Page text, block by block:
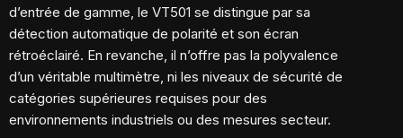
d’entrée de gamme, le VT501 se distingue par sa
détection automatique de polarité et son écran
rétroéclairé. En revanche, il n’offre pas la polyvalence
d’un véritable multimètre, ni les niveaux de sécurité de
catégories supérieures requises pour des
environnements industriels ou des mesures secteur.